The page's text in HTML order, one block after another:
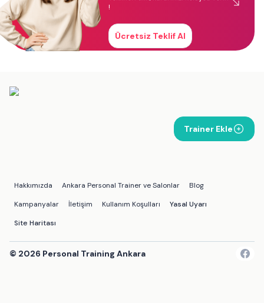
!
Ücretsiz Teklif Al
Trainer Ekle
Hakkımızda Ankara Personal Trainer ve Salonlar
Blog
Kampanyalar
İletişim Kullanım Koşulları
Yasal Uyarı
Site Haritası
© 2026 Personal Training Ankara